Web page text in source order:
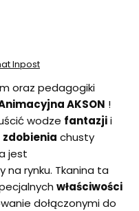
Inpost
oraz pedagogiki
AKSON !
wodze fantazjii
zdobienia chusty
jest
na rynku. Tkanina ta
właściwości
dołączonymi do